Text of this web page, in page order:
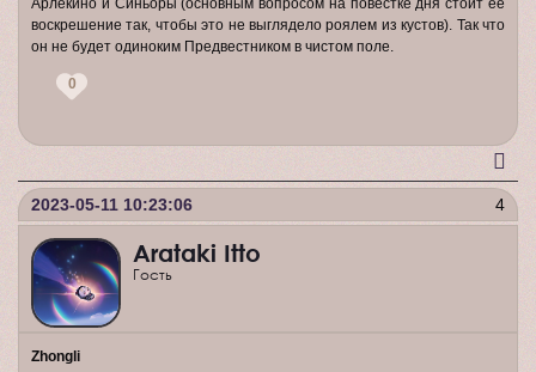
Арлекино и Синьоры (основным вопросом на повестке дня стоит её
воскрешение так, чтобы это не выглядело роялем из кустов). Так что
он не будет одиноким Предвестником в чистом поле.
0
4
2023-05-11 10:23:06
Arataki Itto
Гость
Zhongli